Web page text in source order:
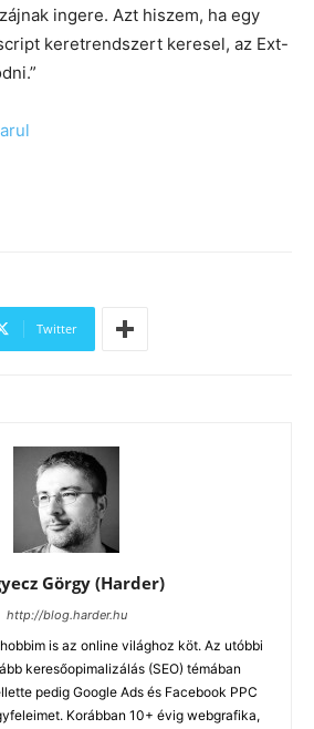
ingere. Azt hiszem, ha egy
keretrendszert keresel, az Ext-
Twitter
Görgy (Harder)
http://blog.harder.hu
is az online világhoz köt. Az utóbbi
keresőopimalizálás (SEO) témában
pedig Google Ads és Facebook PPC
Korábban 10+ évig webgrafika,